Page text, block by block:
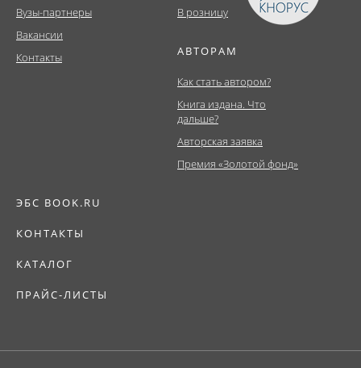
Вузы-партнеры
Вакансии
Контакты
В розницу
АВТОРАМ
Как стать автором?
Книга издана. Что
дальше?
Авторская заявка
Премия «Золотой фонд»
ЭБС BOOK.RU
КОНТАКТЫ
КАТАЛОГ
ПРАЙС-ЛИСТЫ